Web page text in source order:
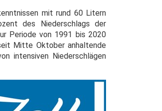
mit rund 60 Litern
des Niederschlags der
Periode von 1991 bis 2020
Mitte Oktober anhaltende
intensiven Niederschlägen